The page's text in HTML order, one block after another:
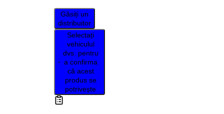
Găsiți un
distribuitor
Selectați
vehiculul
dvs. pentru
a confirma
că acest
produs se
potrivește